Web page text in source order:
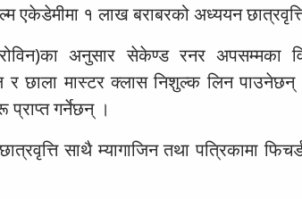
एकेडेमीमा १ लाख बराबरको अध्ययन
अनुसार सेकेण्ड रनर अपसम्मका
र छाला मास्टर क्लास निशुल्क लिन
गर्नेछन् ।
साथै म्यागाजिन तथा पत्रिकामा